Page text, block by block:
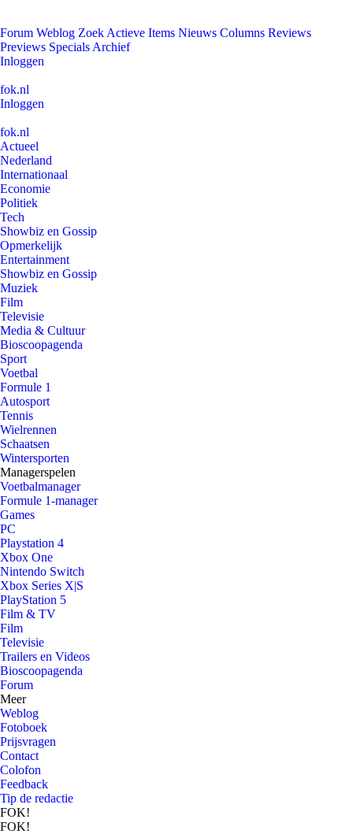
Forum Weblog Zoek Actieve Items Nieuws Columns Reviews
Previews Specials Archief
Inloggen
fok.nl
Inloggen
fok.nl
Actueel
Nederland
Internationaal
Economie
Politiek
Tech
Showbiz en Gossip
Opmerkelijk
Entertainment
Showbiz en Gossip
Muziek
Film
Televisie
Media & Cultuur
Bioscoopagenda
Sport
Voetbal
Formule 1
Autosport
Tennis
Wielrennen
Schaatsen
Wintersporten
Managerspelen
Voetbalmanager
Formule 1-manager
Games
PC
Playstation 4
Xbox One
Nintendo Switch
Xbox Series X|S
PlayStation 5
Film & TV
Film
Televisie
Trailers en Videos
Bioscoopagenda
Forum
Meer
Weblog
Fotoboek
Prijsvragen
Contact
Colofon
Feedback
Tip de redactie
FOK!
FOK!